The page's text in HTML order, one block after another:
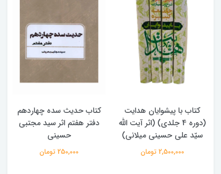
کتاب با پیشوایان هدایت
(دوره 4 جلدی) (اثر آیت الله
سیّد علی حسینی میلانی)
2,500,000 تومان
کتاب حدیث سده چهاردهم
دفتر هفتم اثر سید مجتبی
حسینی
250,000 تومان